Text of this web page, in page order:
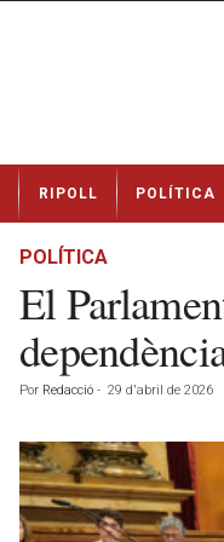
t
RIPOLL POLÍTICA
POLÍTICA
El
Por Redacció - 29 d'abril de 2026